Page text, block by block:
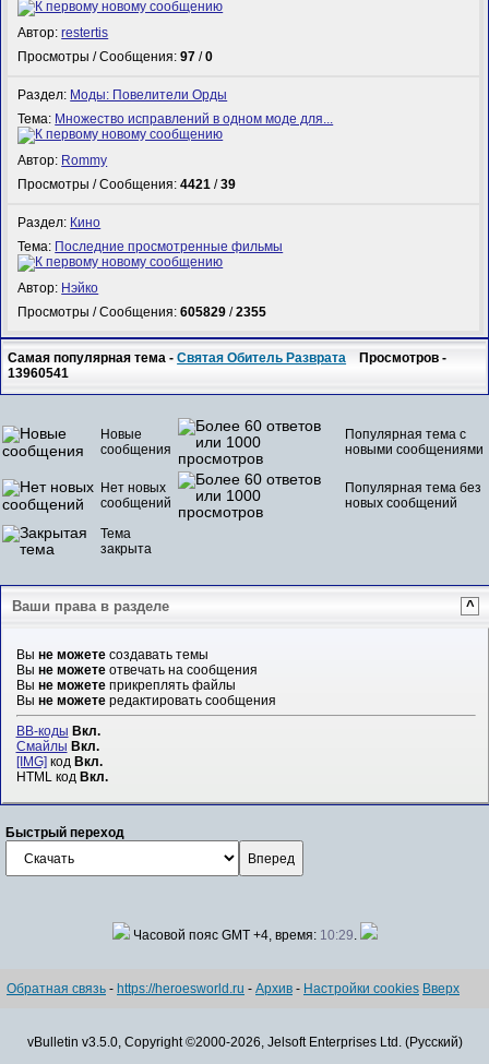
Автор:restertis
Просмотры / Сообщения:97 /0
Раздел: Моды: Повелители Орды
Тема: Множество исправлений в одном моде для...
Автор: Rommy
Просмотры / Сообщения:4421 /39
Раздел: Кино
Тема: Последние просмотренные фильмы
Автор: Нэйко
Просмотры / Сообщения:605829 /2355
Самая популярная тема -Святая Обитель Разврата Просмотров -
13960541
Новые
сообщения
Популярная тема с
новыми сообщениями
Нет новых
сообщений
Популярная тема без
новых сообщений
Тема
закрыта
Ваши права в разделе ^
Вы не можетесоздавать темы
Вы не можетеотвечать на сообщения
Вы не можетеприкреплять файлы
Вы не можетередактировать сообщения
BB-коды Вкл.
Смайлы Вкл.
[IMG]код Вкл.
HTML код Вкл.
Быстрый переход
Часовой пояс GMT +4, время: 10:29.
Обратная связь - https://heroesworld.ru - Архив - Настройки cookies Вверх
vBulletin v3.5.0, Copyright ©2000-2026, Jelsoft Enterprises Ltd. (Русский)